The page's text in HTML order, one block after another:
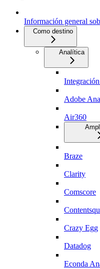
Información general
Como destino
Analítica
Adobe
Air360
Braze
Clarity
Comscore
Crazy Egg
Datadog
Econda